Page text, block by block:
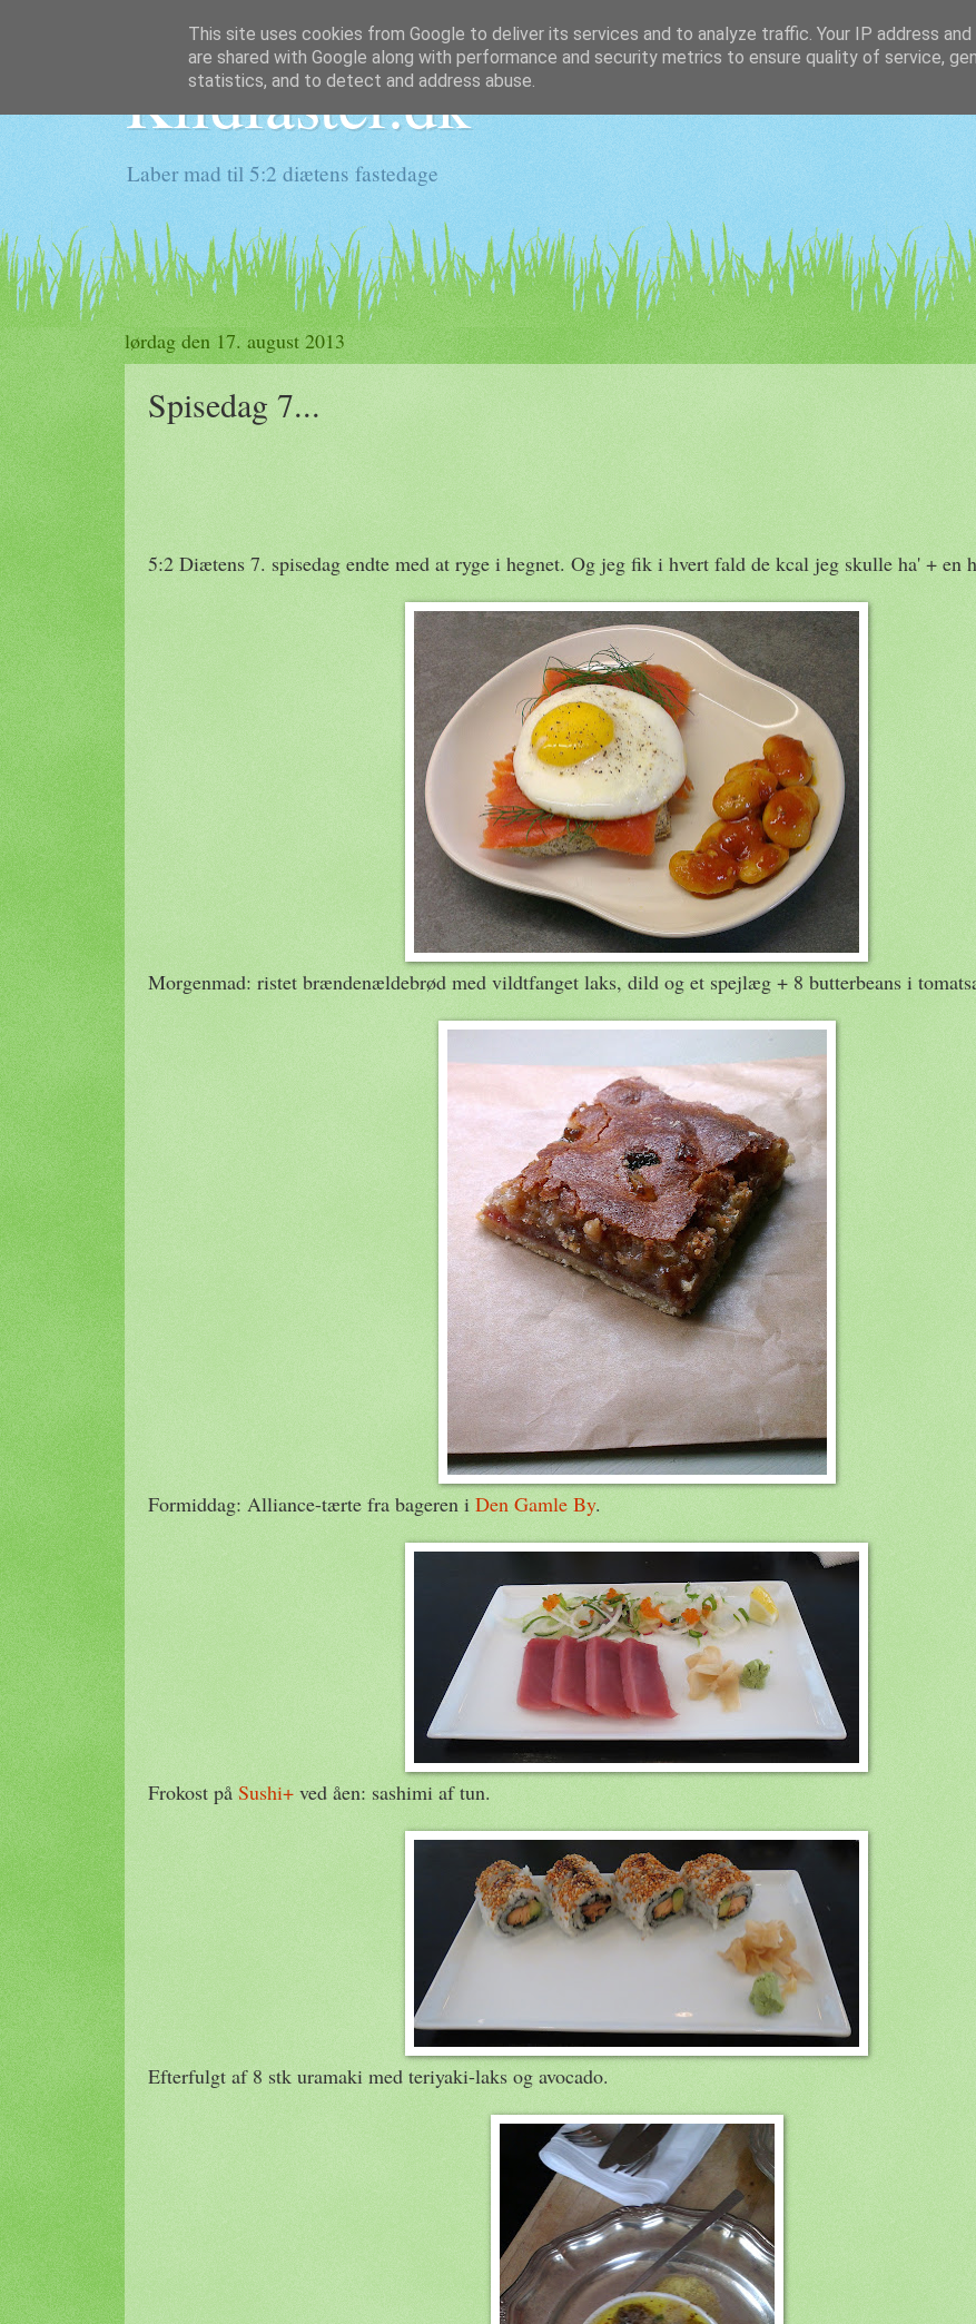
Klidfaster.dk
Laber mad til 5:2 diætens fastedage
lørdag den 17. august 2013
Spisedag 7...
5:2 Diætens 7. spisedag endte med at ryge i hegnet. Og jeg fik i hvert fald de kcal jeg skulle ha' + en
Morgenmad: ristet brændenældebrød med vildtfanget laks, dild og et spejlæg + 8 butterbeans i
Formiddag: Alliance-tærte fra bageren i Den Gamle By.
Frokost på Sushi+ ved åen: sashimi af tun.
Efterfulgt af 8 stk uramaki med teriyaki-laks og avocado.
This site uses cookies from Google to deliver its services and to analyze traffic. Your IP address
are shared with Google along with performance and security metrics to ensure quality of service,
statistics, and to detect and address abuse.